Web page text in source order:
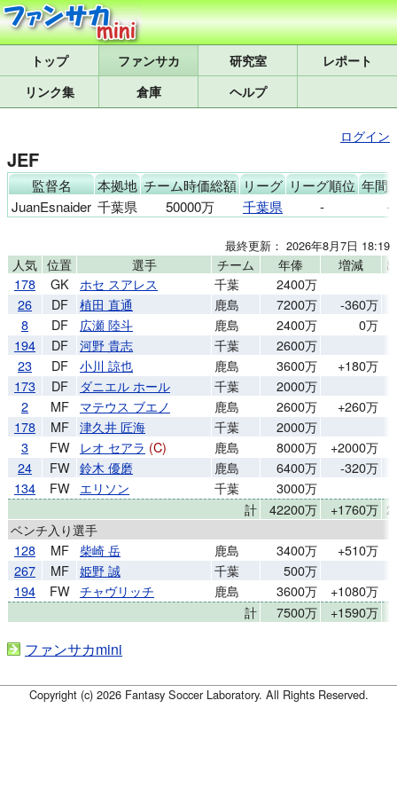
トップ 研究室
レポート
リンク集
倉庫 ヘルプ
ログイン
JEF
監督名 本拠地 チーム時価総額 リーグ リーグ順位 年間
JuanEsnaider 千葉県 50000万 千葉県 - -
最終更新： 2026年8月7日 18:19
人気 位置 選手 チーム 年俸 増減
178
GK ホセ スアレス 千葉
2400万
26
DF 植田 直通 鹿島 7200万 -360万
8
DF 広瀬 陸斗 鹿島 2400万 0万
194
DF 河野 貴志 千葉
2600万
23
DF 小川 諒也 鹿島 3600万 +180万
173
DF ダニエル ホール 千葉
2000万
2
MF マテウス ブエノ 鹿島 2600万 +260万
178
MF 津久井 匠海 千葉
2000万
3
FW レオ セアラ (C) 鹿島 8000万 +2000万
24
FW 鈴木 優磨 鹿島 6400万 -320万
134
FW エリソン 千葉
3000万
計
42200万 +1760万
ベンチ入り選手
128
MF 柴崎 岳 鹿島 3400万 +510万
267
MF 姫野 誠 千葉
500万
194
FW チャヴリッチ 鹿島 3600万 +1080万
計
7500万 +1590万
ファンサカmini
Copyright (c) 2026 Fantasy Soccer Laboratory. All Rights Reserved.